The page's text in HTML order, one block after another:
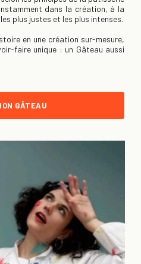
dans la création, à la
plus justes et les plus intenses.
en une création sur-mesure,
faire unique : un Gâteau aussi
GÂTEAU